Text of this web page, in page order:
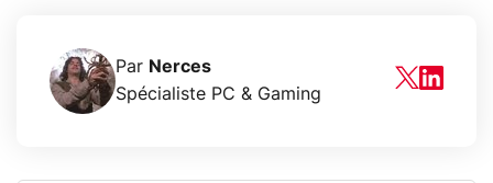
Par Nerces
Spécialiste PC & Gaming